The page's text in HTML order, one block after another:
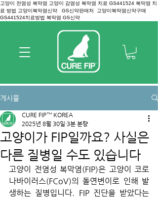
고양이 전염성 복막염 고양이 감염성 복막염 치료 GS441524 복막염 치
료 방법 고양이복막염신약 GS신약판매처 고양이복막염신약구매
GS441524치료방법 복막염 GS신약
게시물
고양이가 FIP일까요? 사실은
다른 질병일 수도 있습니다
CURE FIP™ KOREA
2025년 8월 30일 3분 분량
고양이 전염성 복막염(FIP)은 고양이 코로
나바이러스(FCoV)의 돌연변이로 인해 발
생하는 질병입니다. FIP 진단을 받았다는